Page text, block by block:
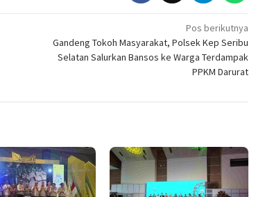
Pos berikutnya
Gandeng Tokoh Masyarakat, Polsek Kep Seribu
Selatan Salurkan Bansos ke Warga Terdampak
PPKM Darurat